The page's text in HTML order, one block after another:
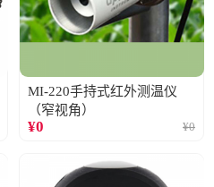
MI-220手持式红外测温仪
（窄视角）
¥0 ¥0